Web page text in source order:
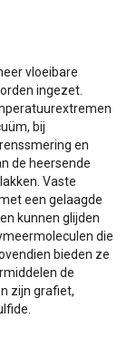
vloeibare
ingezet.
bij
en
de heersende
Vaste
een gelaagde
kunnen glijden
die
bieden ze
de
zijn grafiet,